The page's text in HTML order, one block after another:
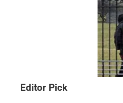
Editor Pick